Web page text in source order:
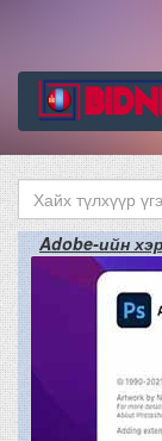
Adobe-ийн